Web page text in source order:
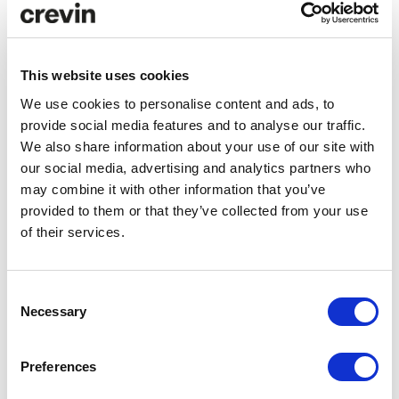
This website uses cookies
We use cookies to personalise content and ads, to
provide social media features and to analyse our traffic.
We also share information about your use of our site with
our social media, advertising and analytics partners who
may combine it with other information that you’ve
provided to them or that they’ve collected from your use
of their services.
Selection
Necessary
Preferences
Cuidado y mantenimiento
Descargas
Comparador ACV ANÁLISIS ACV